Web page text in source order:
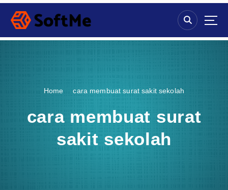
S
p
Home cara membuat surat sakit sekolah
cara membuat surat
sakit sekolah